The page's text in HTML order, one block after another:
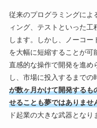
従来のプログラミングによ
ィング、テストといった
します。しかし、ノーコ
を大幅に短縮することが可
直感的な操作で開発を進め
し、市場に投入するまでの
が数ヶ月かけて開発するも
せることも夢ではありませ
ド起業の大きな武器となり